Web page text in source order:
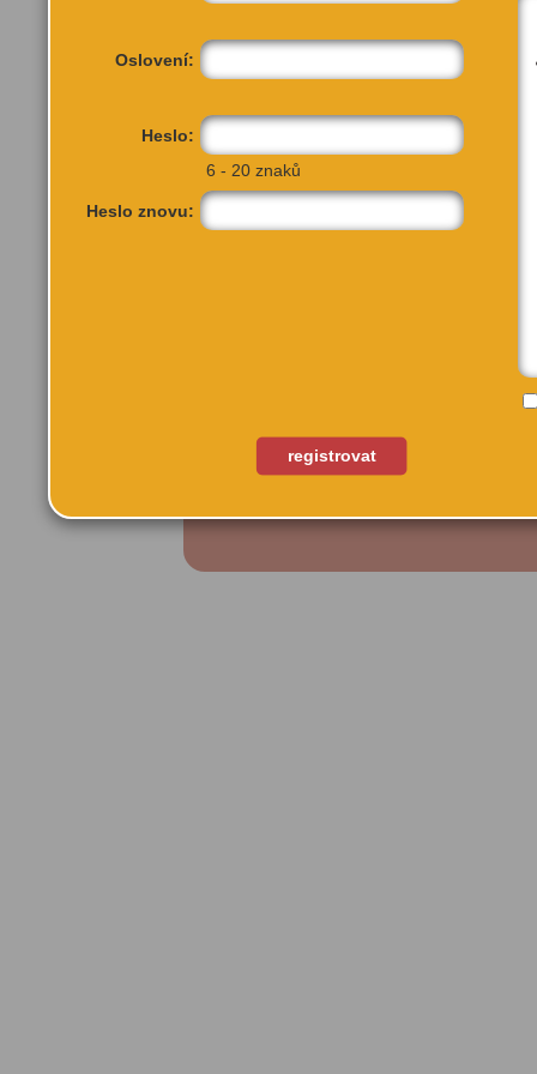
Vladislavova 2121/21
Praha, 11000
Oslovení:
Heslo:
6 - 20 znaků
Heslo znovu:
registrovat